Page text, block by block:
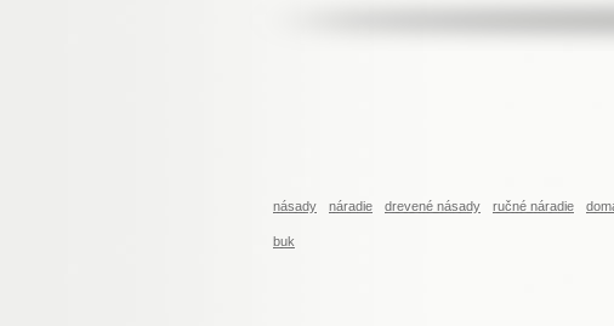
násady náradie drevené násady ručné náradie
buk